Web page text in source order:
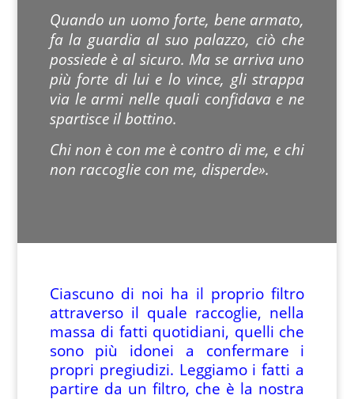
Quando un uomo forte, bene armato,
fa la guardia al suo palazzo, ciò che
possiede è al sicuro. Ma se arriva uno
più forte di lui e lo vince, gli strappa
via le armi nelle quali confidava e ne
spartisce il bottino.
Chi non è con me è contro di me, e chi
non raccoglie con me, disperde».
Ciascuno di noi ha il proprio filtro
attraverso il quale raccoglie, nella
massa di fatti quotidiani, quelli che
sono più idonei a confermare i
propri pregiudizi. Leggiamo i fatti a
partire da un filtro, che è la nostra